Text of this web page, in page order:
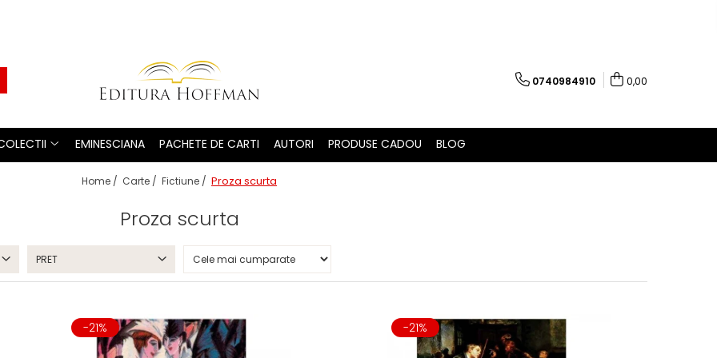
0740984910 0,00
EMINESCIANA PACHETE DE CARTI AUTORI PRODUSE CADOU BLOG
Home / Carte / Fictiune / Proza scurta
Proza scurta
PRET
-21% -21%